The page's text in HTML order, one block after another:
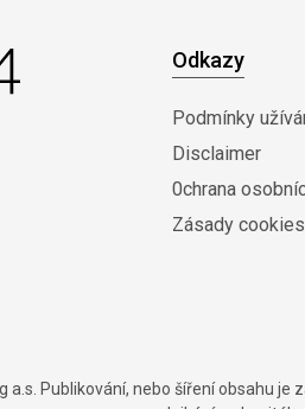
Odkazy
Podmínky
Disclaimer
0chrana
Zásady cookies
a.s. Publikování, nebo šíření obsahu